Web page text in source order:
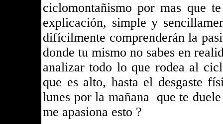
ciclomontañismo por mas que
explicación, simple y
difícilmente comprenderán la
donde tu mismo no sabes en
analizar todo lo que rodea al
que es alto, hasta el desgaste
lunes por la mañana que te
me apasiona esto ?